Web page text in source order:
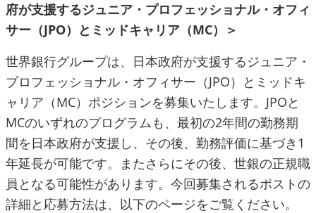
府が支援するジュニア・プロフェッショナル・オフィ
サー（JPO）とミッドキャリア（MC）＞
世界銀行グループは、日本政府が支援するジュニア・
プロフェッショナル・オフィサー（JPO）とミッドキ
ャリア（MC）ポジションを募集いたします。JPOと
MCのいずれのプログラムも、最初の2年間の勤務期
間を日本政府が支援し、その後、勤務評価に基づき1
年延長が可能です。またさらにその後、世銀の正規職
員となる可能性があります。今回募集されるポストの
詳細と応募方法は、以下のページをご覧ください。